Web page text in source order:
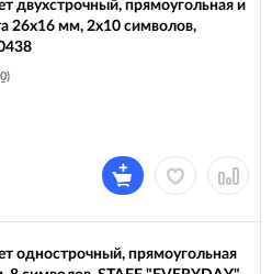
двухстрочный, прямоугольная и
26x16 мм, 2х10 символов,
однострочный, прямоугольная